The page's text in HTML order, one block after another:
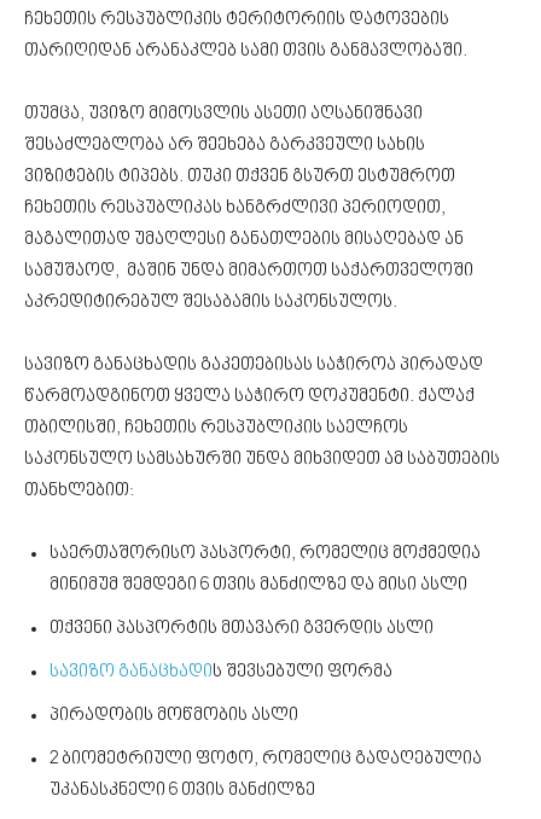
ჩეხეთის რესპუბლიკის ტერიტორიის დატოვების
თარიღიდან არანაკლებ სამი თვის განმავლობაში.
თუმცა, უვიზო მიმოსვლის ასეთი აღსანიშნავი
შესაძლებლობა არ შეეხება გარკვეული სახის
ვიზიტების ტიპებს. თუკი თქვენ გსურთ ესტუმროთ
ჩეხეთის რესპუბლიკას ხანგრძლივი პერიოდით,
მაგალითად უმაღლესი განათლების მისაღებად ან
სამუშაოდ, მაშინ უნდა მიმართოთ საქართველოში
აკრედიტირებულ შესაბამის საკონსულოს.
სავიზო განაცხადის გაკეთებისას საჭიროა პირადად
წარმოადგინოთ ყველა საჭირო დოკუმენტი. ქალაქ
თბილისში, ჩეხეთის რესპუბლიკის საელჩოს
საკონსულო სამსახურში უნდა მიხვიდეთ ამ საბუთების
თანხლებით:
საერთაშორისო პასპორტი, რომელიც მოქმედია
მინიმუმ შემდეგი 6 თვის მანძილზე და მისი ასლი
თქვენი პასპორტის მთავარი გვერდის ასლი
სავიზო განაცხადის შევსებული ფორმა
პირადობის მოწმობის ასლი
2 ბიომეტრიული ფოტო, რომელიც გადაღებულია
უკანასკნელი 6 თვის მანძილზე